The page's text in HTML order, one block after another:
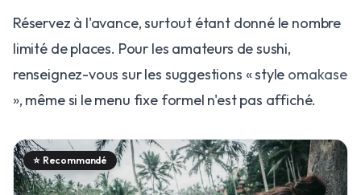
Réservez à l'avance, surtout étant donné le nombre
limité de places. Pour les amateurs de sushi,
renseignez-vous sur les suggestions « style omakase
», même si le menu fixe formel n'est pas affiché.
⭐ Recommandé